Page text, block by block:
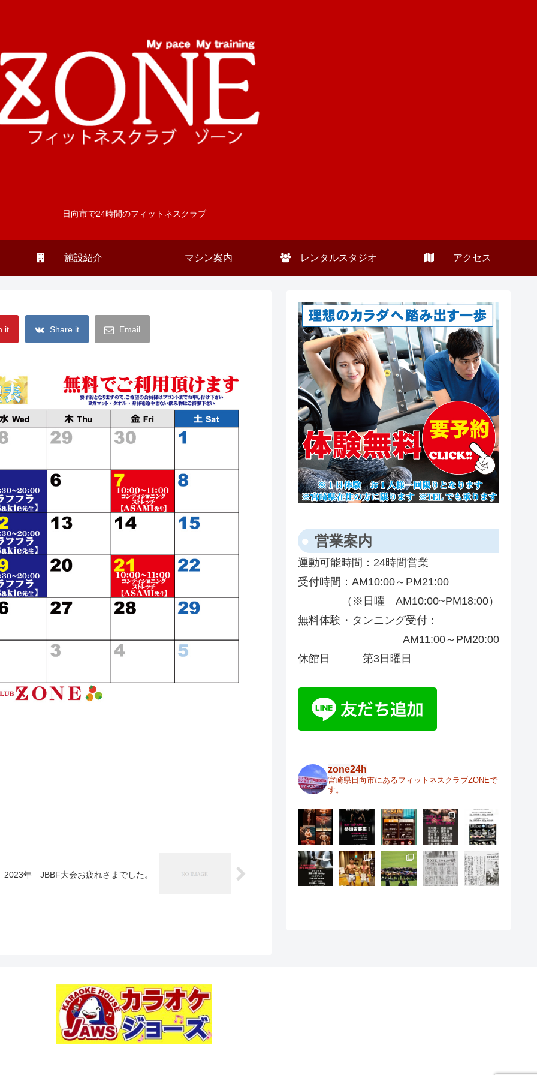
日向市で24時間のフィットネスクラブ
施設紹介 マシン案内 レンタルスタジオ アクセス
it Share it Email
2023年 JBBF大会お疲れさまでした。
営業案内
運動可能時間： 24時間営業
受付時間： AM10:00～PM21:00
（※日曜 AM10:00~PM18:00）
無料体験・タンニング受付：
AM11:00～PM20:00
休館日 第3日曜日
zone24h
宮崎県日向市にあるフィットネスクラブZONEで
す。